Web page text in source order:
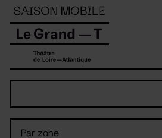
Panneau de gestion des cookies